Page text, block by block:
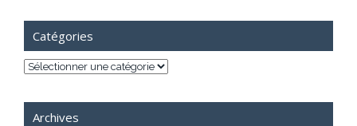
Catégories
Catégories
Archives